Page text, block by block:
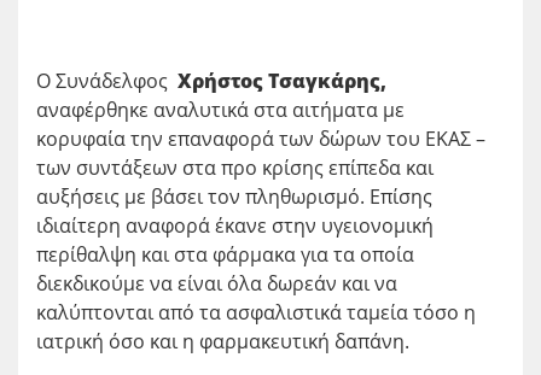
Ο Συνάδελφος ΧρήστοςΤσαγκάρης,
αναφέρθηκε αναλυτικά στα αιτήματα με
κορυφαία την επαναφορά των δώρων του ΕΚΑΣ –
των συντάξεων στα προ κρίσης επίπεδα και
αυξήσεις με βάσει τον πληθωρισμό. Επίσης
ιδιαίτερη αναφορά έκανε στην υγειονομική
περίθαλψη και στα φάρμακα για τα οποία
διεκδικούμε να είναι όλα δωρεάν και να
καλύπτονται από τα ασφαλιστικά ταμεία τόσο η
ιατρική όσο και η φαρμακευτική δαπάνη.